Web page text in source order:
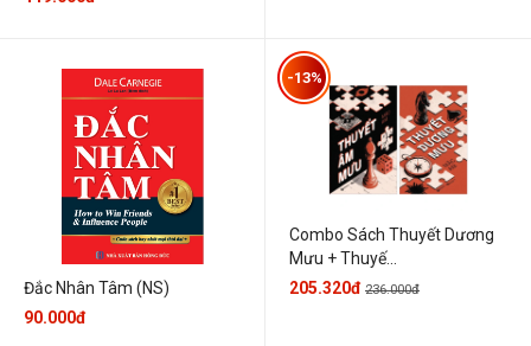
Đắc Nhân Tâm (NS)
90.000đ
Combo Sách Thuyết Dương
Mưu + Thuyế...
-13%
205.320đ 236.000đ